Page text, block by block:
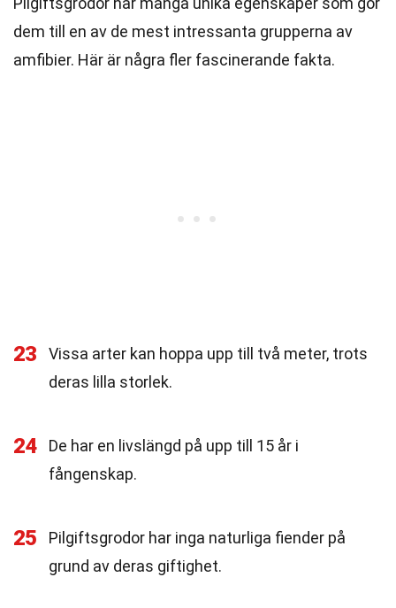
dem till en av de mest intressanta grupperna av
amfibier. Här är några fler fascinerande fakta.
23
Vissa arter kan hoppa upp till två meter, trots
deras lilla storlek.
24
De har en livslängd på upp till 15 år i
fångenskap.
25
Pilgiftsgrodor har inga naturliga fiender på
grund av deras giftighet.